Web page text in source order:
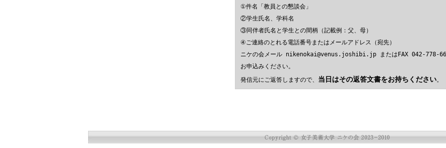
①件名「教員との懇談会」
②学生氏名、学科名
③同伴者氏名と学生との間柄（記載例：父、母）
④ご連絡のとれる電話番号またはメールアドレス（宛先）
ニケの会メール nikenokai@venus.joshibi.jp またはFAX 042-778-
お申込みください。
発信元にご返答しますので、 当日はその返答文書をお持ちください。